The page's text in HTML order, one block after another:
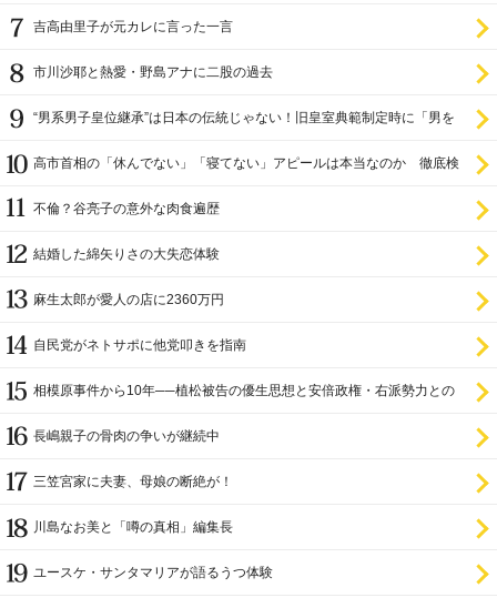
吉高由里子が元カレに言った一言
市川沙耶と熱愛・野島アナに二股の過去
“男系男子皇位継承”は日本の伝統じゃない！旧皇室典範制定時に「男を
高市首相の「休んでない」「寝てない」アピールは本当なのか 徹底検
不倫？谷亮子の意外な肉食遍歴
結婚した綿矢りさの大失恋体験
麻生太郎が愛人の店に2360万円
自民党がネトサポに他党叩きを指南
相模原事件から10年──植松被告の優生思想と安倍政権・右派勢力との
長嶋親子の骨肉の争いが継続中
三笠宮家に夫妻、母娘の断絶が！
川島なお美と「噂の真相」編集長
ユースケ・サンタマリアが語るうつ体験